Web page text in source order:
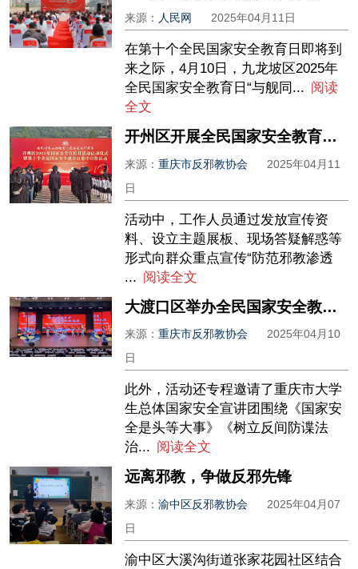
来源： 人民网 2025年04月11日
在第十个全民国家安全教育日即将到
来之际，4月10日，九龙坡区2025年
全民国家安全教育日“与舰同... 阅读
全文
开州区开展全民国家安全教育日集中宣传活动
来源：重庆市反邪教协会
2025年04月11
日
活动中，工作人员通过发放宣传资
料、设立主题展板、现场答疑解惑等
形式向群众重点宣传“防范邪教渗透
... 阅读全文
大渡口区举办全民国家安全教育暨反邪教警示宣传宣讲进校园活动
来源：重庆市反邪教协会
2025年04月10
日
此外，活动还专程邀请了重庆市大学
生总体国家安全宣讲团围绕《国家安
全是头等大事》《树立反间防谍法
治... 阅读全文
远离邪教，争做反邪先锋
来源：渝中区反邪教协会
2025年04月07
日
渝中区大溪沟街道张家花园社区结合